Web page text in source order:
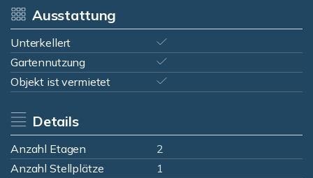
Ausstattung
Unterkellert
Gartennutzung
Objekt ist vermietet
Details
Anzahl Etagen
2
Anzahl Stellplätze
1